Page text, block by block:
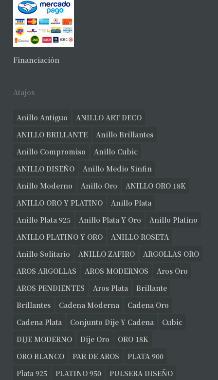
Financiación
Atajos
Anillo Antiguo
ANILLO ART DECO
ANILLO BRILLANTE
Anillo Brillantes
Anillo Compromiso
Anillo Cubic
ANILLO DISEÑO
Anillo Medio Sinfin
Anillo Moderno
Anillo Oro
ANILLO ORO 18K
ANILLO ORO Y PLATINO
Anillo Plata
Anillo Plata 925
Anillo Plata Y Oro
Anillo Platino
ANILLO PLATINO Y ORO
ANILLO ROSETA
Anillo Solitario
ANILLO ZAFIRO
ARGOLLAS ORO
AROS ARGOLLAS
AROS MODERNOS
Aros Oro
AROS PENDIENTES
Aros Plata
Brillante
Brillantes
Cadena Moderna
Cadena Oro
Cadena Plata
Conjunto Dije Y Cadena
Cubic
DIJE MODERNO
Dije Oro
ORO 18K
ORO BLANCO
PAR DE AROS
PLATA 900
Plata 925
PLATINO 950
PULSERA DISEÑO